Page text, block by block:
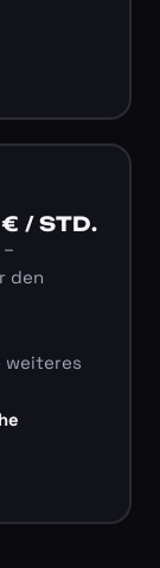
/ STD.
den
weiteres